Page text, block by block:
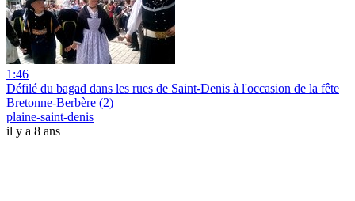
1:46
Défilé du bagad dans les rues de Saint-Denis à l'occasion de la fête
Bretonne-Berbère (2)
plaine-saint-denis
il y a 8 ans